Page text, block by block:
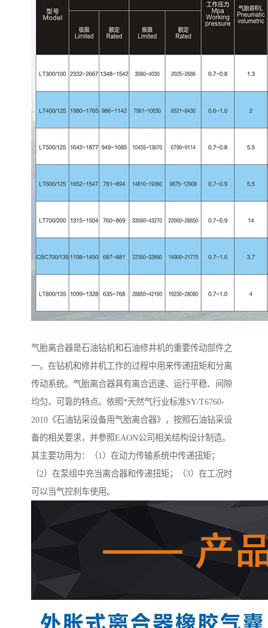
气胎离合器是石油钻机和石油修井机的重要传动部件之
一。在钻机和修井机工作的过程中用来传递扭矩和分离
传动系统。气胎离合器具有离合迅速、运行平稳、间隙
均匀、可靠的特点。依照*天然气行业标准SY/T6760-
2010《石油钻采设备用气胎离合器》，按照石油钻采设
备的相关要求，并参照EAON公司相关结构设计制造。
其主要功用为：（1）在动力传输系统中传递扭矩；
（2）在泵组中充当离合器和传递扭矩；（3）在工况时
可以当气控刹车使用。